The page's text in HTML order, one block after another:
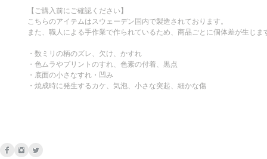
【ご購入前にご確認ください】
こちらのアイテムはスウェーデン国内で製造されております。
また、職人による手作業で作られているため、商品ごとに個体差が生じま
・数ミリの柄のズレ、欠け、かすれ
・色ムラやプリントのすれ、色素の付着、黒点
・底面の小さなすれ・凹み
・焼成時に発生するカケ、気泡、小さな突起、細かな傷